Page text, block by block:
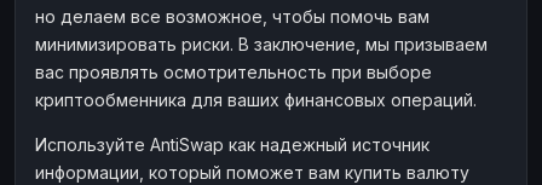
но делаем все возможное, чтобы помочь вам
минимизировать риски. В заключение, мы призываем
вас проявлять осмотрительность при выборе
криптообменника для ваших финансовых операций.
Используйте AntiSwap как надежный источник
информации, который поможет вам купить валюту